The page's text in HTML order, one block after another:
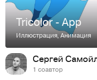
Tricolor - App
Иллюстрация,Анимация
Сергей
1 соавтор